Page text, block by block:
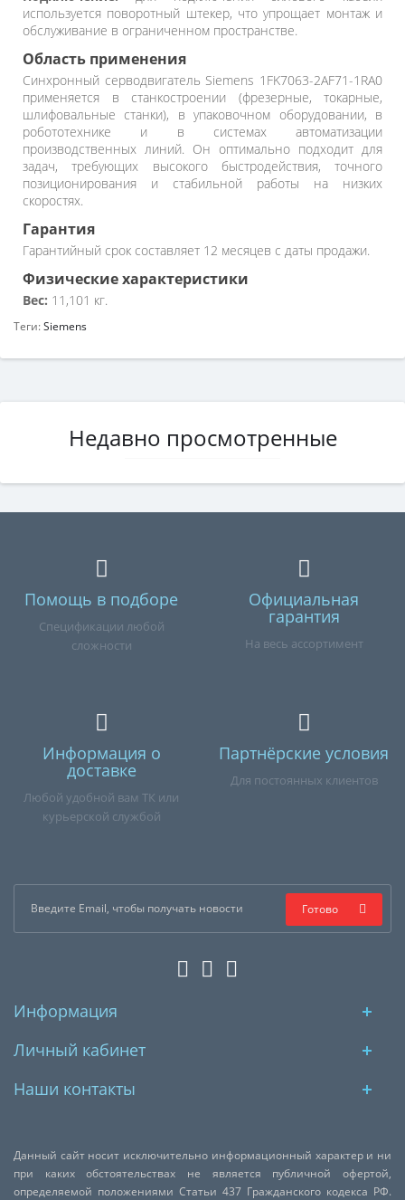
используется поворотный штекер, что упрощает монтаж и
обслуживание в ограниченном пространстве.
Область применения
Синхронный серводвигатель Siemens 1FK7063-2AF71-1RA0
применяется в станкостроении (фрезерные, токарные,
шлифовальные станки), в упаковочном оборудовании, в
робототехнике и в системах автоматизации
производственных линий. Он оптимально подходит для
задач, требующих высокого быстродействия, точного
позиционирования и стабильной работы на низких
скоростях.
Гарантия
Гарантийный срок составляет 12 месяцев с даты продажи.
Физические характеристики
Вес: 11,101 кг.
Теги:Siemens
Недавно просмотренные
Помощь в подборе
Спецификации любой
сложности
Официальная
гарантия
На весь ассортимент
Информация о
доставке
Любой удобной вам ТК или
курьерской службой
Партнёрские условия
Для постоянных клиентов
Готово
Информация
Личный кабинет
Наши контакты
Данный сайт носит исключительно информационный характер и ни
при каких обстоятельствах не является публичной офертой,
определяемой положениями Статьи 437 Гражданского кодекса РФ.